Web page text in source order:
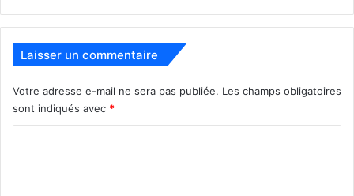
– SUGAR SAMMY :Je ne répondrai pas à vos
chez les Américains. J’ai d’abord débuté ma carrière en
J’ai repris les tournées aux États-Unis à partir de 2017,
mais ce n’était pas de la même taille. Cette fois on a quand
Laisser un commentaire
Votre adresse e-mail ne sera pas publiée. Les champs obligatoires
sont indiqués avec *